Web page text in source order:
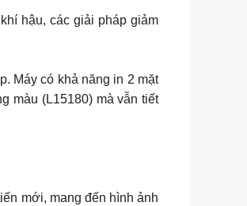
hậu, các giải pháp giảm
Máy có khả năng in 2 mặt
màu (L15180) mà vẫn tiết
mới, mang đến hình ảnh